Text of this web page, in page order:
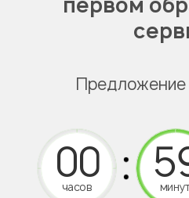
Предложение
часов